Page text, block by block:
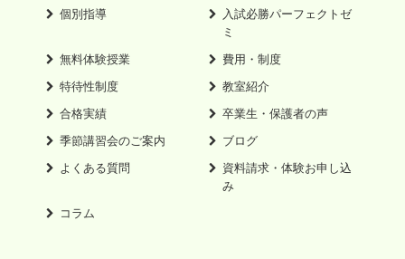
個別指導
入試必勝パーフェクトゼ
ミ
無料体験授業
費用・制度
特待性制度
教室紹介
合格実績
卒業生・保護者の声
季節講習会のご案内
ブログ
よくある質問
資料請求・体験お申し込
み
コラム